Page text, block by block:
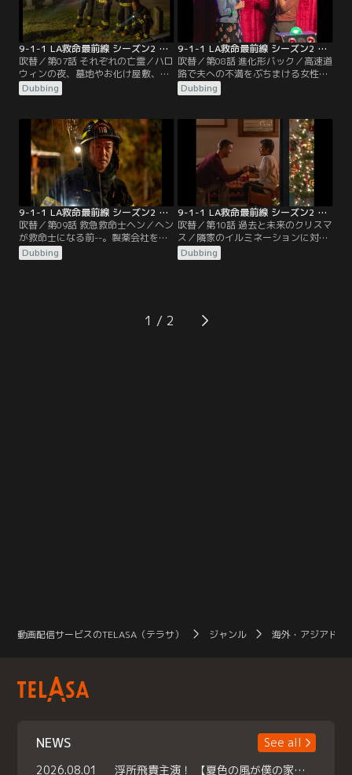
を名乗る男の出現で窮地に立たされ
る。
る事件が発生する。
9-1-1 LA救命最前線 シーズン2 第07話／吹替
吹替／第07話 それぞれの亡霊／ハロ
ウィンの夜、墓地やお化け屋敷、パ
レードなどで奇怪な事故が相次ぎチ
ームは大忙し。一方、ヘンは彼女が
ばれ、危篤状態との知らせを受け、
延命装置を外すか否かの選択を迫ら
れる。エディは別居していた妻と再
会し、バックはアビーの帰りをこの
まま待つべきか悩み、決断を下す。
Dubbing
9-1-1 LA救命最前線 シーズン2 第08話／吹替
吹替／第08話 進化形バック／高速道
路で夫への不満をぶちまける女性
や、最高の伴侶に恵まれ幸せな結婚
生活を送るゲイのカップルなど。彼
する。アビーの家を出たバックは、
誰かと真面目に付き合いたいと思っ
ていた。そんなある日、バーで偶
然、リポーターのテイラー･ケリー
と出会うのだった…。
Dubbing
9-1-1 LA救命最前線 シーズン2 第09話／吹替
吹替／第09話 救急救命士ヘン／ヘン
が救命士になる前--。製薬会社を辞
め、救急救命士を志したヘンは過酷
な訓練に耐え、晴れて118分署の配
アシーナに出会い、友情が芽生え
る。新米として奮闘しつつも自らの
Dubbing
9-1-1 LA救命最前線 シーズン2 第10話／吹替
吹替／第10話 過去と未来のクリスマ
ス／隣家のイルミネーションに対抗
しようとした男性が負傷。オモチャ
倉庫では作業員が箱詰めされるアク
について悩んでいた。バックとチム
ニーはマディを元気づけようとツリ
Dubbing
1
動画配信サービスのTELASA（テラサ） ジャンル 海外・アジアドラ
NEWS
See all
2026.08.01
浮所飛貴主演！ 【夏色の風が僕の家にやってきた】 本日よりテラサで独占配信スタート！